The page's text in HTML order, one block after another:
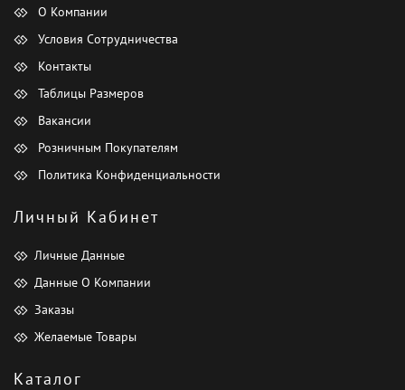
О Компании
Условия Сотрудничества
Контакты
Таблицы Размеров
Вакансии
Розничным Покупателям
Политика Конфиденциальности
Личный Кабинет
Личные Данные
Данные О Компании
Заказы
Желаемые Товары
Каталог